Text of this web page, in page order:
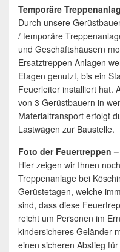
Temporäre
Durch unsere
/ temporäre
und Geschäftshäusern
Ersatztreppen Anlagen
Etagen genutzt, bis ein
Feuerleiter installiert hat.
von 3 Gerüstbauern in
Materialtransport erfolgt
Lastwägen zur Baustelle.
Foto der Feuertreppen
Hier zeigen wir Ihnen
Treppenanlage bei
Gerüstetagen, welche
sind, dass diese
reicht um Personen im
kindersicheres Geländer
einen sicheren Abstieg für